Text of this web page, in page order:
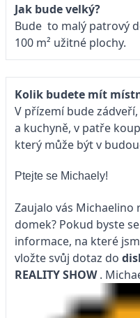
Jak bude velký?
Bude to malý patrový
100 m² užitné plochy.
Kolik budete mít
V přízemí bude
a kuchyně, v patře
který může být v
Ptejte se Michaely!
Zaujalo vás
domek? Pokud byste
informace, na které
vložte svůj dotaz do
REALITY SHOW.